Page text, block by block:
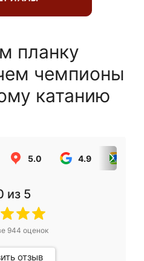
планку
чемпионы
катанию
5.0 4.9
из 5
944 оценок
отзыв